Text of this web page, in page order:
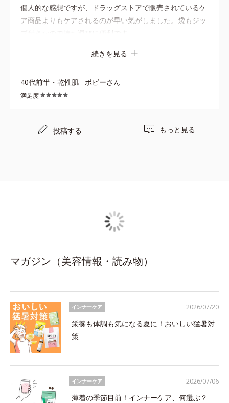
個人的な感想ですが、ドラッグストアで販売されているケ
ア商品よりもケアされるのが早い気がしました。袋もジッ
続きを見る
40代前半・乾性肌 ボビーさん
満足度
投稿する もっと見る
マガジン（美容情報・読み物）
インナーケア
栄養も体調も気になる夏に！おいしい猛暑対
策
2026/07/20
インナーケア
薄着の季節目前！インナーケア、何選ぶ？
2026/07/06